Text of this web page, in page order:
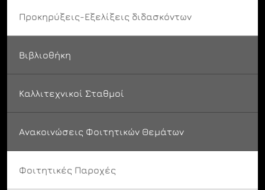
Προκηρύξεις-Εξελίξεις διδασκόντων
Βιβλιοθήκη
Καλλιτεχνικοί Σταθμοί
Ανακοινώσεις Φοιτητικών Θεμάτων
Φοιτητικές Παροχές